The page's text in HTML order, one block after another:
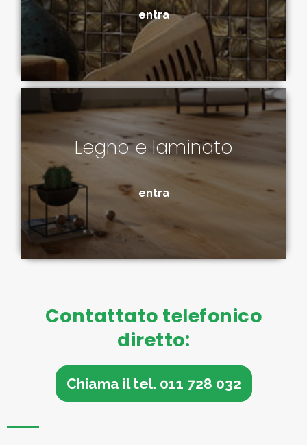
entra
Legno e laminato
entra
Contattato telefonico
diretto:
Chiama il tel. 011 728 032